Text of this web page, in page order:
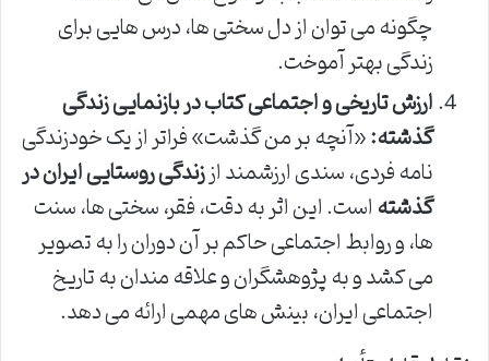
چگونه می توان از دل سختی ها، درس هایی برای
زندگی بهتر آموخت.
ارزش تاریخی و اجتماعی کتاب در بازنمایی زندگی
گذشته:«آنچه بر من گذشت» فراتر از یک خودزندگی
نامه فردی، سندی ارزشمند اززندگی روستایی ایران در
گذشتهاست. این اثر به دقت، فقر، سختی ها، سنت
ها، و روابط اجتماعی حاکم بر آن دوران را به تصویر
می کشد و به پژوهشگران و علاقه مندان به تاریخ
اجتماعی ایران، بینش های مهمی ارائه می دهد.